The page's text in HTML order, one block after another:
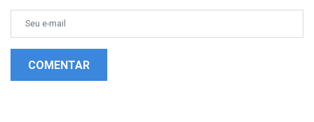
COMENTAR